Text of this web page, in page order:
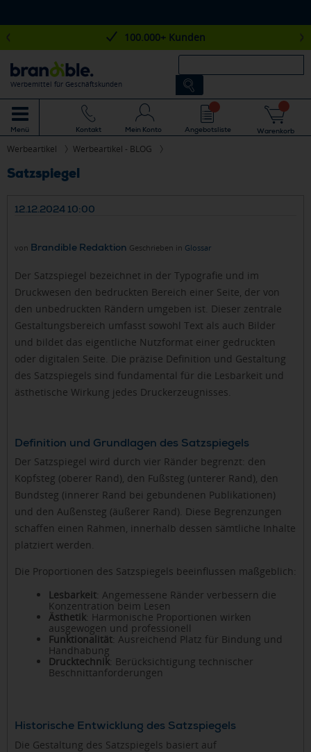
100.000+ Kunden
Werbemittel für Geschäftskunden
Menü Kontakt Mein Konto Angebotsliste Warenkorb
Werbeartikel Werbeartikel - BLOG
Satzspiegel
12.12.2024 10:00
von Brandible Redaktion Geschrieben in Glossar
Der Satzspiegel bezeichnet in der Typografie und im
Druckwesen den bedruckten Bereich einer Seite, der von
den unbedruckten Rändern umgeben ist. Dieser zentrale
Gestaltungsbereich umfasst sowohl Text als auch Bilder
und bildet das eigentliche Nutzformat einer gedruckten
oder digitalen Seite. Die präzise Definition und Gestaltung
des Satzspiegels sind fundamental für die Lesbarkeit und
ästhetische Wirkung jedes Druckerzeugnisses.
Definition und Grundlagen des Satzspiegels
Der Satzspiegel wird durch vier Ränder begrenzt: den
Kopfsteg (oberer Rand), den Fußsteg (unterer Rand), den
Bundsteg (innerer Rand bei gebundenen Publikationen)
und den Außensteg (äußerer Rand). Diese Begrenzungen
schaffen einen Rahmen, innerhalb dessen sämtliche Inhalte
platziert werden.
Die Proportionen des Satzspiegels beeinflussen maßgeblich:
Lesbarkeit: Angemessene Ränder verbessern die
Konzentration beim Lesen
Ästhetik: Harmonische Proportionen wirken
ausgewogen und professionell
Funktionalität: Ausreichend Platz für Bindung und
Handhabung
Drucktechnik: Berücksichtigung technischer
Beschnittanforderungen
Historische Entwicklung des Satzspiegels
Die Gestaltung des Satzspiegels basiert auf